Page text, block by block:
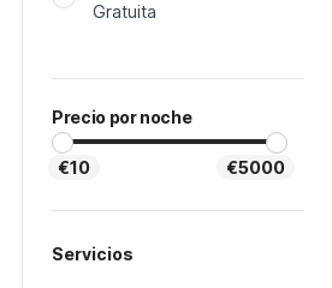
Gratuita
Precio por noche
€10 €5000
Servicios